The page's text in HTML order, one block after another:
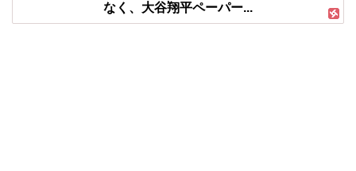
なく、大谷翔平ペーパー...